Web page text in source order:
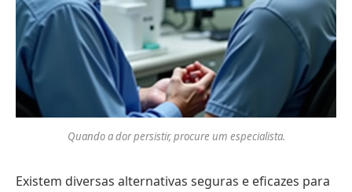
Quando a dor persistir, procure um especialista.
Existem diversas alternativas seguras e eficazes para